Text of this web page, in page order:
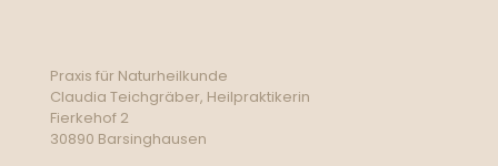
Praxis für Naturheilkunde
Claudia Teichgräber, Heilpraktikerin
Fierkehof 2
30890 Barsinghausen